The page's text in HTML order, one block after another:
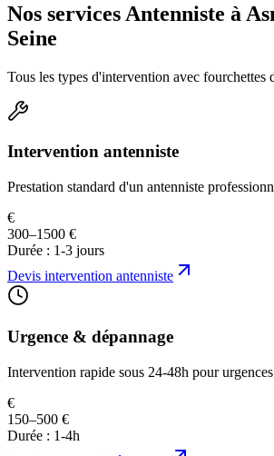
Nos services Antenniste à
Seine
Tous les types d'intervention avec fourchettes
Intervention antenniste
Prestation standard d'un antenniste
€
300–1500 €
Durée : 1-3 jours
Devis intervention antenniste
Urgence & dépannage
Intervention rapide sous 24-48h pour
€
150–500 €
Durée : 1-4h